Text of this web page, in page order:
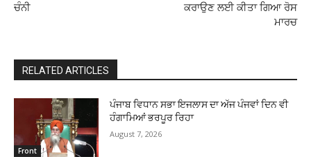
ਚੰਨੀ
ਕਰਾਉਣ ਲਈ ਕੀਤਾ ਗਿਆ ਰੋਸ
ਮਾਰਚ
RELATED ARTICLES
Front
ਪੰਜਾਬ ਵਿਧਾਨ ਸਭਾ ਇਜਲਾਸ ਦਾ ਅੱਜ ਪੰਜਵਾਂ ਦਿਨ ਵੀ
ਹੰਗਾਮਿਆਂ ਭਰਪੂਰ ਰਿਹਾ
August 7, 2026